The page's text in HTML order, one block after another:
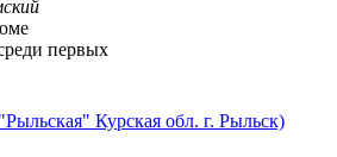
первых
Курская обл. г. Рыльск)